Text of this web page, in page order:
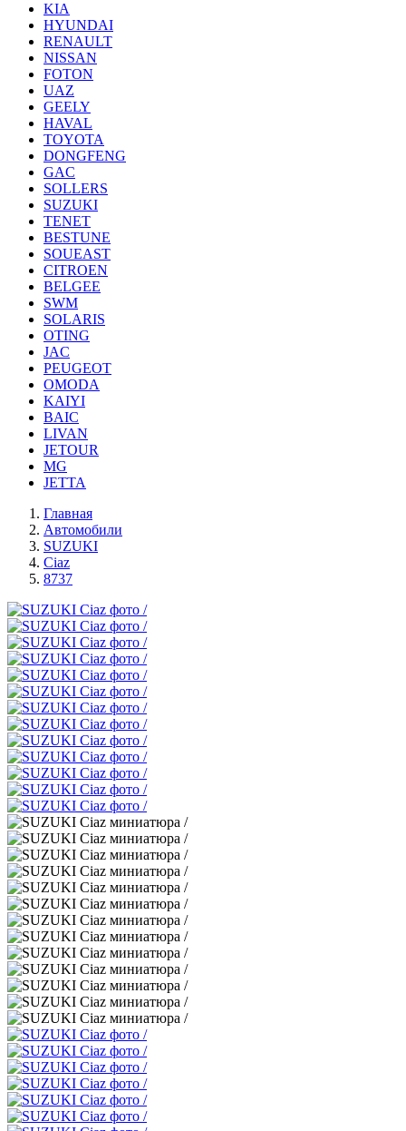
KIA
HYUNDAI
RENAULT
NISSAN
FOTON
UAZ
GEELY
HAVAL
TOYOTA
DONGFENG
GAC
SOLLERS
SUZUKI
TENET
BESTUNE
SOUEAST
CITROEN
BELGEE
SWM
SOLARIS
OTING
JAC
PEUGEOT
OMODA
KAIYI
BAIC
LIVAN
JETOUR
MG
JETTA
Главная
Автомобили
SUZUKI
Ciaz
8737